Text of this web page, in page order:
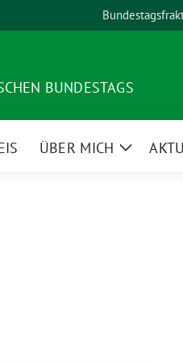
BUNDESTAGS
ÜBER MICH
Zeige